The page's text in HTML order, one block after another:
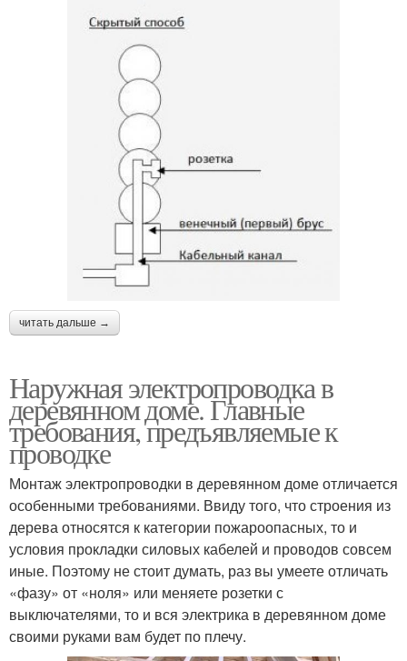
читать дальше →
Наружная электропроводка в
деревянном доме. Главные
требования, предъявляемые к
проводке
Монтаж электропроводки в деревянном доме отличается
особенными требованиями. Ввиду того, что строения из
дерева относятся к категории пожароопасных, то и
условия прокладки силовых кабелей и проводов совсем
иные. Поэтому не стоит думать, раз вы умеете отличать
«фазу» от «ноля» или меняете розетки с
выключателями, то и вся электрика в деревянном доме
своими руками вам будет по плечу.